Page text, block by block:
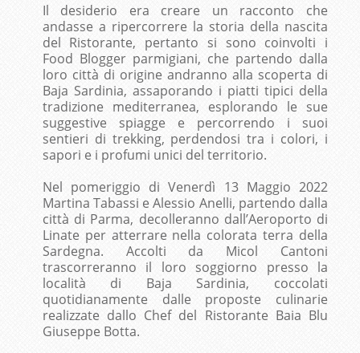
Il desiderio era creare un racconto che
andasse a ripercorrere la storia della nascita
del Ristorante, pertanto si sono coinvolti i
Food Blogger parmigiani, che partendo dalla
loro città di origine andranno alla scoperta di
Baja Sardinia, assaporando i piatti tipici della
tradizione mediterranea, esplorando le sue
suggestive spiagge e percorrendo i suoi
sentieri di trekking, perdendosi tra i colori, i
sapori e i profumi unici del territorio.
Nel pomeriggio di Venerdì 13 Maggio 2022
Martina Tabassi e Alessio Anelli, partendo dalla
città di Parma, decolleranno dall’Aeroporto di
Linate per atterrare nella colorata terra della
Sardegna. Accolti da Micol Cantoni
trascorreranno il loro soggiorno presso la
località di Baja Sardinia, coccolati
quotidianamente dalle proposte culinarie
realizzate dallo Chef del Ristorante Baia Blu
Giuseppe Botta.